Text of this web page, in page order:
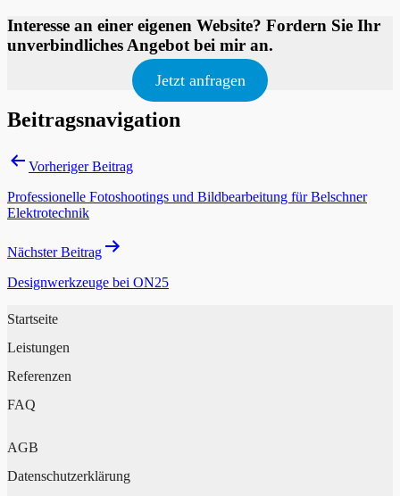
Interesse an einer eigenen Website? Fordern Sie Ihr
unverbindliches Angebot bei mir an.
Jetzt anfragen
Beitragsnavigation
Vorheriger Beitrag
Professionelle Fotoshootings und Bildbearbeitung für Belschner
Elektrotechnik
Nächster Beitrag
Designwerkzeuge bei ON25
Startseite
Leistungen
Referenzen
FAQ
AGB
Datenschutzerklärung